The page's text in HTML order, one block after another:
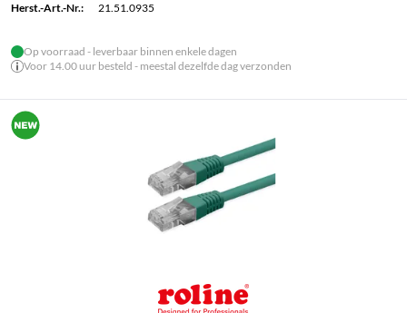
Herst.-Art.-Nr.:
21.51.0935
Op voorraad - leverbaar binnen enkele dagen
Voor 14.00 uur besteld - meestal dezelfde dag verzonden